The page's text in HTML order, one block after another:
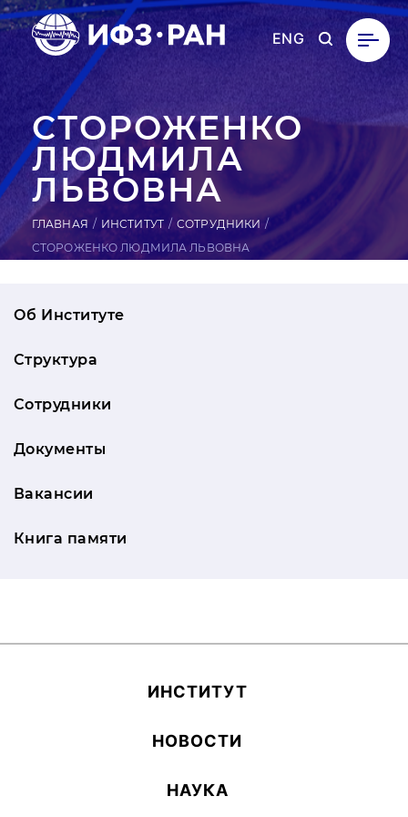
ENG
СТО­РОЖЕН­КО
ЛЮДМИЛА
ЛЬВОВНА
ГЛАВНАЯ ИНСТИТУТ
СОТРУДНИКИ
СТОРОЖЕНКО ЛЮДМИЛА ЛЬВОВНА
Об Институте
Структура
Сотрудники
Документы
Вакансии
Книга памяти
ИН­СТИ­ТУТ
НОВОСТИ
НАУКА